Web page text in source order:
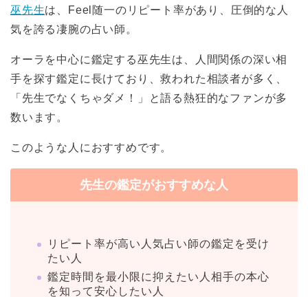
巫先生は、Feel随一のリピート率があり、圧倒的な人
気を誇る凄腕の占い師。
オーラを中心に鑑定する巫先生は、人間関係の深い相
手を探す鑑定に長けており、救われた相談者が多く、
「先生でなくちゃダメ！」と語る熱狂的なファンが多
数います。
このような人におすすめです。
先生の鑑定がおすすめな人
リピート率が高い人気占い師の鑑定を受け
たい人
鑑定時間を最小限に抑えたい人相手の本心
を知って安心したい人